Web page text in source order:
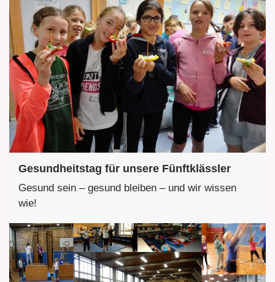
Gesundheitstag für unsere Fünftklässler
Gesund sein – gesund bleiben – und wir wissen
wie!